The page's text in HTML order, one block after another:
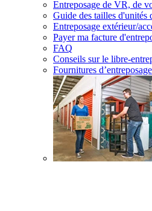
Entreposage de VR, de
Guide des tailles d'unités
Entreposage extérieur/
Payer ma facture
FAQ
Conseils sur le libre-
Fournitures d’entreposage